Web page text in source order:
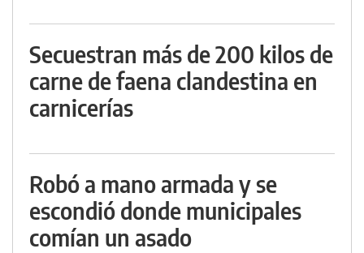
Secuestran más de 200 kilos de
carne de faena clandestina en
carnicerías
Robó a mano armada y se
escondió donde municipales
comían un asado